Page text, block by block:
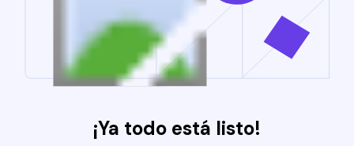
¡Ya todo está listo!